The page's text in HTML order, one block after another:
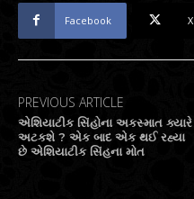
Facebook X
PREVIOUS ARTICLE
એશિયાટીક સિંહોના અકસ્માત ક્યારે
અટકશે ? એક બાદ એક થઈ રહ્યા
છે એશિયાટીક સિંહના મોત